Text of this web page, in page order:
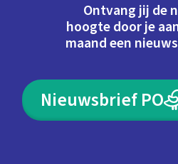
Ontvang jij de
hoogte door je
maand een
Nieuwsbrief PO